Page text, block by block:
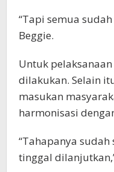
“Tapi semua
Beggie.
Untuk
dilakukan. Selain
masukan
harmonisasi
“Tahapanya
tinggal